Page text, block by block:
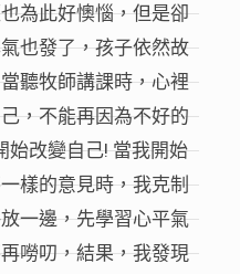
為此好懊惱，但是卻
也發了，孩子依然故
聽牧師講課時，心裡
，不能再因為不好的
始改變自己! 當我開始
樣的意見時，我克制
一邊，先學習心平氣
嘮叨，結果，我發現